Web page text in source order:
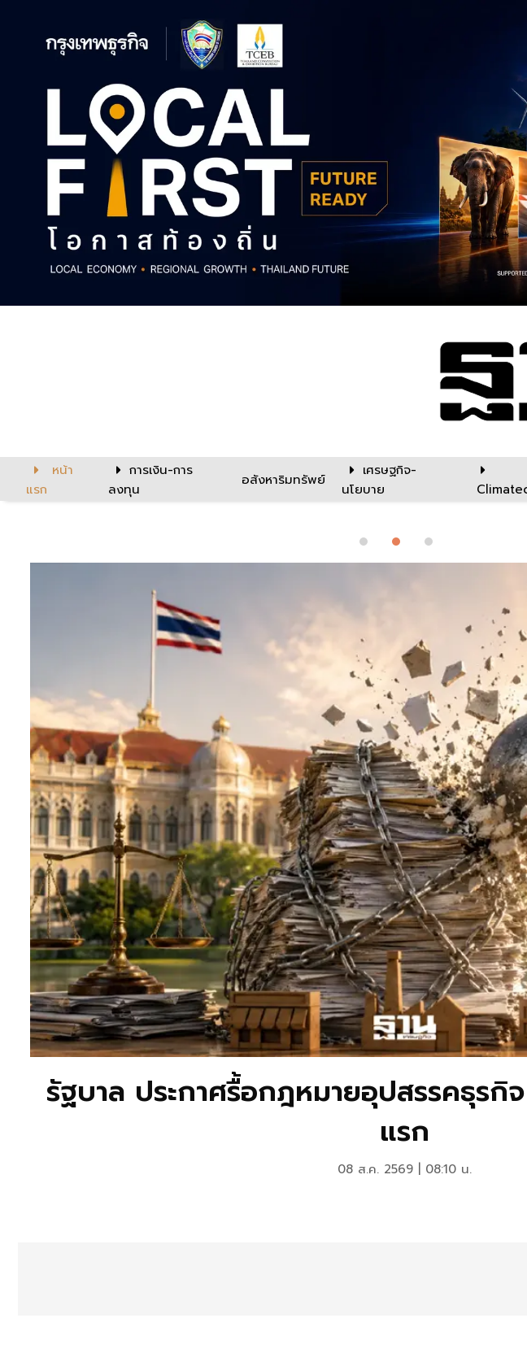
หน้า
แรก
การเงิน-การ
ลงทุน
อสังหาริมทรัพย์
เศรษฐกิจ-
นโยบาย
รัฐบาล ประกาศรื้อกฎหมายอุปสรรคธุรกิ
แรก
08 ส.ค. 2569 | 08:10 น.